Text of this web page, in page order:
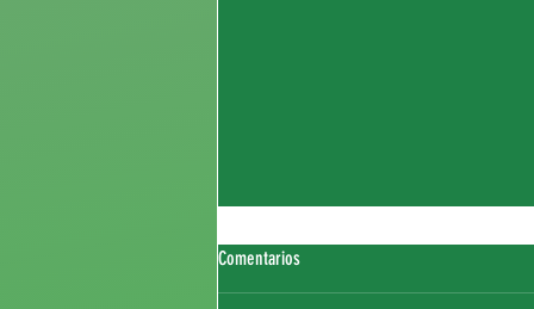
Comentarios